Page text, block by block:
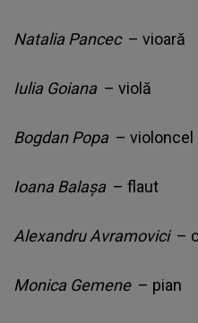
Natalia Pancec – vioară
Iulia Goiana – violă
Bogdan Popa – violoncel
Ioana Balașa – flaut
Alexandru Avramovici –
Monica Gemene – pian